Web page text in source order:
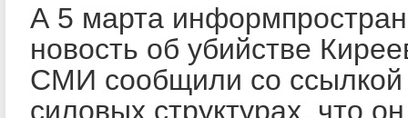
А 5 марта
новость об убийстве
СМИ сообщили со ссылкой
силовых структурах, что